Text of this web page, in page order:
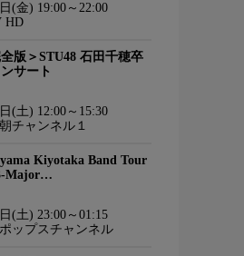
(金) 19:00～22:00
HD
全版＞STU48 石田千穂卒
サート
(土) 12:00～15:30
チャンネル１
Kiyotaka Band Tour
Major…
(土) 23:00～01:15
ップスチャンネル